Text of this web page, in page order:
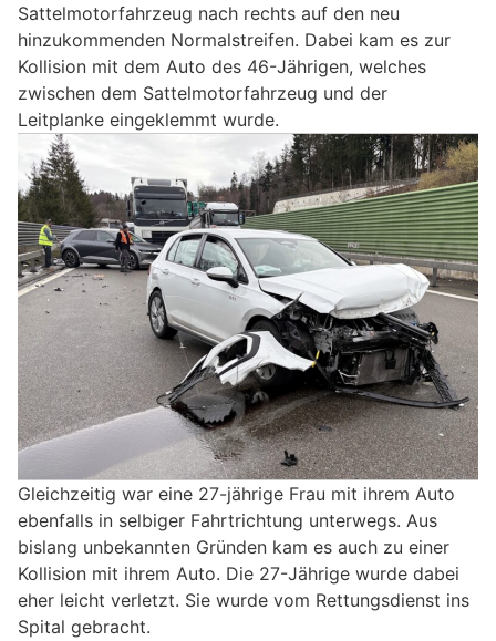
Sattelmotorfahrzeug nach rechts auf den neu
hinzukommenden Normalstreifen. Dabei kam es zur
Kollision mit dem Auto des 46-Jährigen, welches
zwischen dem Sattelmotorfahrzeug und der
Leitplanke eingeklemmt wurde.
Gleichzeitig war eine 27-jährige Frau mit ihrem Auto
ebenfalls in selbiger Fahrtrichtung unterwegs. Aus
bislang unbekannten Gründen kam es auch zu einer
Kollision mit ihrem Auto. Die 27-Jährige wurde dabei
eher leicht verletzt. Sie wurde vom Rettungsdienst ins
Spital gebracht.